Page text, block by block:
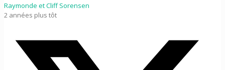
Raymonde et Cliff Sorensen
2 années plus tôt